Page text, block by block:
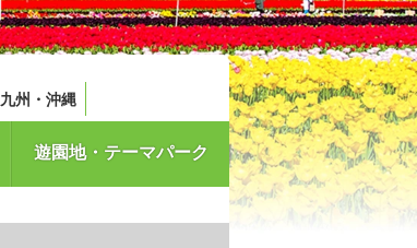
九州・沖縄
遊園地・テーマパーク